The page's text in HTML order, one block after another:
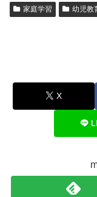
家庭学習 幼児教
X